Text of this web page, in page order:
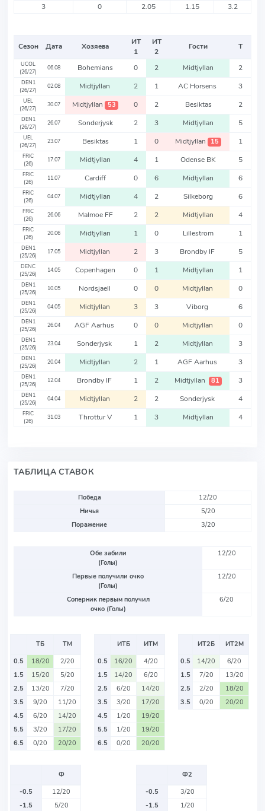
3
0 2.05 1.15 3.2
Сезон Дата Хозяева
ИТ
1
ИТ
2
Гости Т
UCOL
(26/27)
06.08 Bohemians 0 2 Midtjyllan 2
DEN1
(26/27)
02.08 Midtjyllan 2 1 AC Horsens 3
UEL
(26/27)
30.07 Midtjyllan 53 0 2 Besiktas 2
DEN1
(26/27)
26.07 Sonderjysk 2 3 Midtjyllan 5
UEL
(26/27)
23.07 Besiktas 1 0 Midtjyllan 15 1
FRIC
(26)
17.07 Midtjyllan 4 1 Odense BK 5
FRIC
(26)
11.07 Cardiff 0 6 Midtjyllan 6
FRIC
(26)
04.07 Midtjyllan 4 2 Silkeborg 6
FRIC
(26)
26.06 Malmoe FF 2 2 Midtjyllan 4
FRIC
(26)
20.06 Midtjyllan 1 0 Lillestrom 1
DEN1
(25/26)
17.05 Midtjyllan 2 3 Brondby IF 5
DENC
(25/26)
14.05 Copenhagen 0 1 Midtjyllan 1
DEN1
(25/26)
10.05 Nordsjaell 0 0 Midtjyllan 0
DEN1
(25/26)
04.05 Midtjyllan 3 3 Viborg 6
DEN1
(25/26)
26.04 AGF Aarhus 0 0 Midtjyllan 0
DEN1
(25/26)
23.04 Sonderjysk 1 2 Midtjyllan 3
DEN1
(25/26)
20.04 Midtjyllan 2 1 AGF Aarhus 3
DEN1
(25/26)
12.04 Brondby IF 1 2 Midtjyllan 81 3
DEN1
(25/26)
04.04 Midtjyllan 2 2 Sonderjysk 4
FRIC
(26)
31.03 Throttur V 1 3 Midtjyllan 4
ТАБЛИЦА СТАВОК
Победа
12/20
Ничья
5/20
Поражение
3/20
Обе забили
(Голы)
12/20
Первые получили очко
(Голы)
12/20
Соперник первым получил
очко (Голы)
6/20
ТБ
ТМ
0.5
18/20
2/20
1.5
15/20
5/20
2.5
13/20
7/20
3.5
9/20
11/20
4.5
6/20
14/20
5.5
3/20
17/20
6.5
0/20 20/20
ИТБ
ИТМ
0.5
16/20
4/20
1.5
14/20
6/20
2.5
6/20
14/20
3.5
3/20
17/20
4.5
1/20
19/20
5.5
1/20
19/20
6.5
0/20 20/20
ИТ2Б
ИТ2М
0.5
14/20
6/20
1.5
7/20
13/20
2.5
2/20
18/20
3.5
0/20 20/20
Ф
-0.5
12/20
-1.5
5/20
Ф2
-0.5
3/20
-1.5
1/20